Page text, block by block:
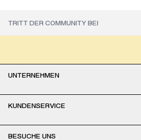
UNTERNEHMEN
KUNDENSERVICE
BESUCHE UNS